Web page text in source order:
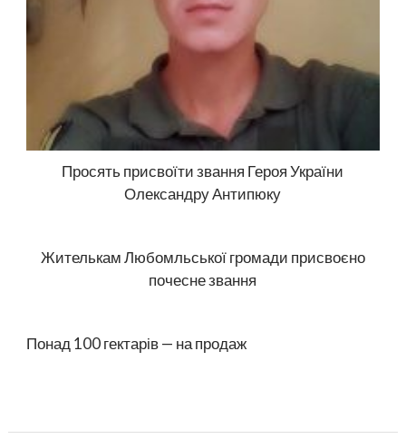
Просять присвоїти звання Героя України
Олександру Антипюку
Жителькам Любомльської громади присвоєно
почесне звання
Понад 100 гектарів — на продаж